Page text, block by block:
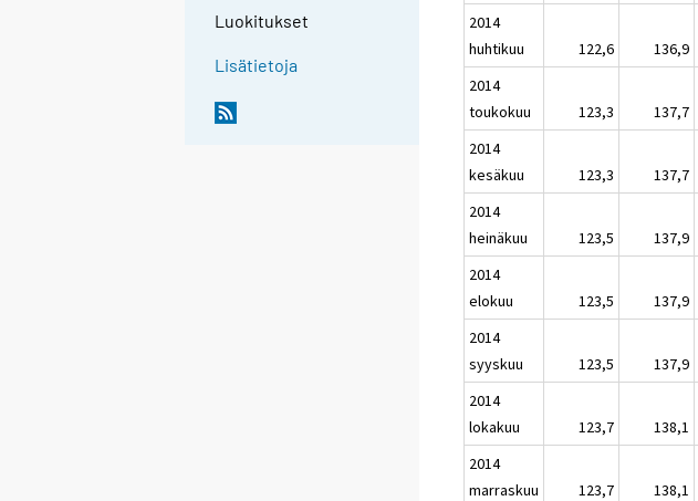
Luokitukset
Lisätietoja
2014
huhtikuu
122,6 136,9
2014
toukokuu
123,3 137,7
2014
kesäkuu
123,3 137,7
2014
heinäkuu
123,5 137,9
2014
elokuu
123,5 137,9
2014
syyskuu
123,5 137,9
2014
lokakuu
123,7 138,1
2014
marraskuu
123,7 138,1